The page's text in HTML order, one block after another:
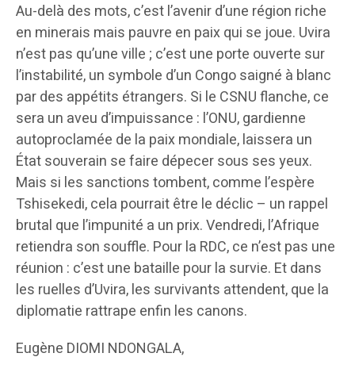
Au-delà des mots, c’est l’avenir d’une région riche
en minerais mais pauvre en paix qui se joue. Uvira
n’est pas qu’une ville ; c’est une porte ouverte sur
l’instabilité, un symbole d’un Congo saigné à blanc
par des appétits étrangers. Si le CSNU flanche, ce
sera un aveu d’impuissance : l’ONU, gardienne
autoproclamée de la paix mondiale, laissera un
État souverain se faire dépecer sous ses yeux.
Mais si les sanctions tombent, comme l’espère
Tshisekedi, cela pourrait être le déclic – un rappel
brutal que l’impunité a un prix. Vendredi, l’Afrique
retiendra son souffle. Pour la RDC, ce n’est pas une
réunion : c’est une bataille pour la survie. Et dans
les ruelles d’Uvira, les survivants attendent, que la
diplomatie rattrape enfin les canons.
Eugène DIOMI NDONGALA,